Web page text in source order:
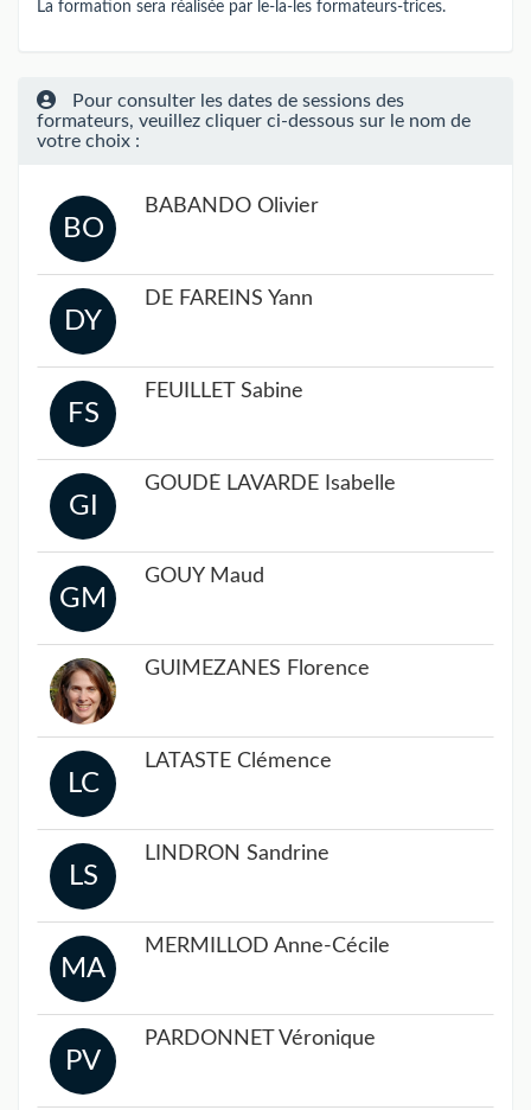
La formation sera réalisée par le-la-les formateurs-trices.
Pour consulter les dates de sessions des
formateurs, veuillez cliquer ci-dessous sur le nom de
votre choix :
BO
BABANDO Olivier
DY
DE FAREINS Yann
FS
FEUILLET Sabine
GI
GOUDÉ LAVARDE Isabelle
GM
GOUY Maud
GUIMEZANES Florence
LC
LATASTE Clémence
LS
LINDRON Sandrine
MA
MERMILLOD Anne-Cécile
PV
PARDONNET Véronique